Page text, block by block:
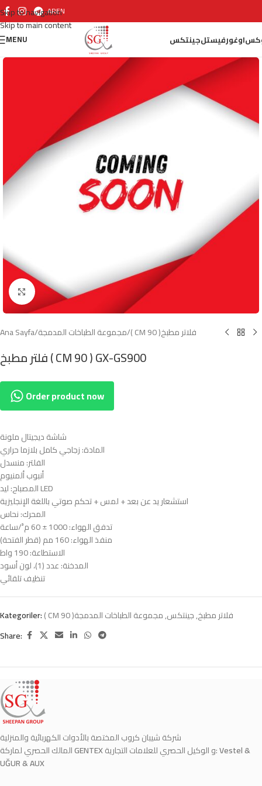
Skip to navigation
Skip to main content
AREN
MENU جينتكسفيستلاوغور
Click to enlarge
Ana Sayfa/مجموعة الطباخات المدمجة/ ( CM 90 )فلاتر مطبخ
فلتر مطبخ ( CM 90 ) GX-GS900
Order product now
شاشة ديجيتال ملونة
المادة: زجاجي كامل بلازما حراري
الفلتر: منسدل
أنبوب ألمنيوم
المصباح: ليد LED
استشعار يد عن بعد + لمس + تحكم صوتي باللغة الإنجليزية
المحرك: نحاس
تدفق الهواء: 1000 ± 60 م³/ساعة
منفذ الهواء: 160 مم (قطر الفتحة)
الاستطاعة: 190 واط
المدخنة: عدد (1)، لون أسود
تنظيف تلقائي
Kategoriler: ( CM 90 )فلاتر مطبخ,جينتكس,مجموعة الطباخات المدمجة
Share:
شركة شيبان كروب المختصة بالأدوات الكهربائية والمنزلية
GENTEX و الوكيل الحصري للعلامات التجارية:Vestel &
UĞUR & AUX